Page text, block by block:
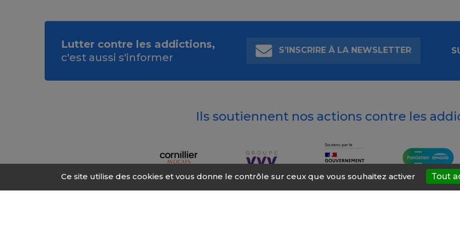
Lutter contre les addictions,
c'est aussi s'informer
S’INSCRIRE À LA NEWSLETTER
Ils soutiennent nos actions contre les
Ce site utilise des cookies et vous donne le contrôle sur ceux que vous souhaitez activer Tout